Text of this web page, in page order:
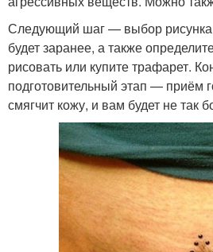
Следующий шаг — выбор
будет заранее, а также
рисовать или купите трафарет.
подготовительный этап — приём
смягчит кожу, и вам будет не так